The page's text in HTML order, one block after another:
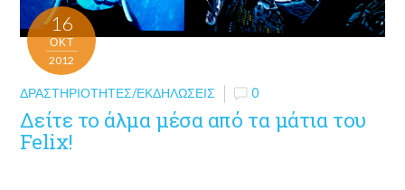
16
ΟΚΤ
2012
ΔΡΑΣΤΗΡΙΌΤΗΤΕΣ/ΕΚΔΗΛΏΣΕΙΣ 0
Δείτε το άλμα μέσα από τα μάτια του
Felix!